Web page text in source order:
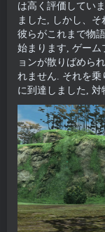
は高く評価してい
ました, しかし、
彼らがこれまで物
始まります, ゲーム
ョンが散りばめら
れません. それを乗
に到達しました, 対